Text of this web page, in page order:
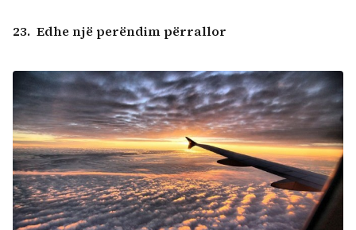
23. Edhe një perëndim përrallor